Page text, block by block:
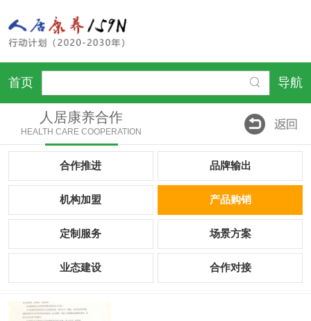
首页 导航
人居康养合作
HEALTH CARE COOPERATION
合作推进 品牌输出
机构加盟 产品购销
定制服务 场景方案
业态建设 合作对接